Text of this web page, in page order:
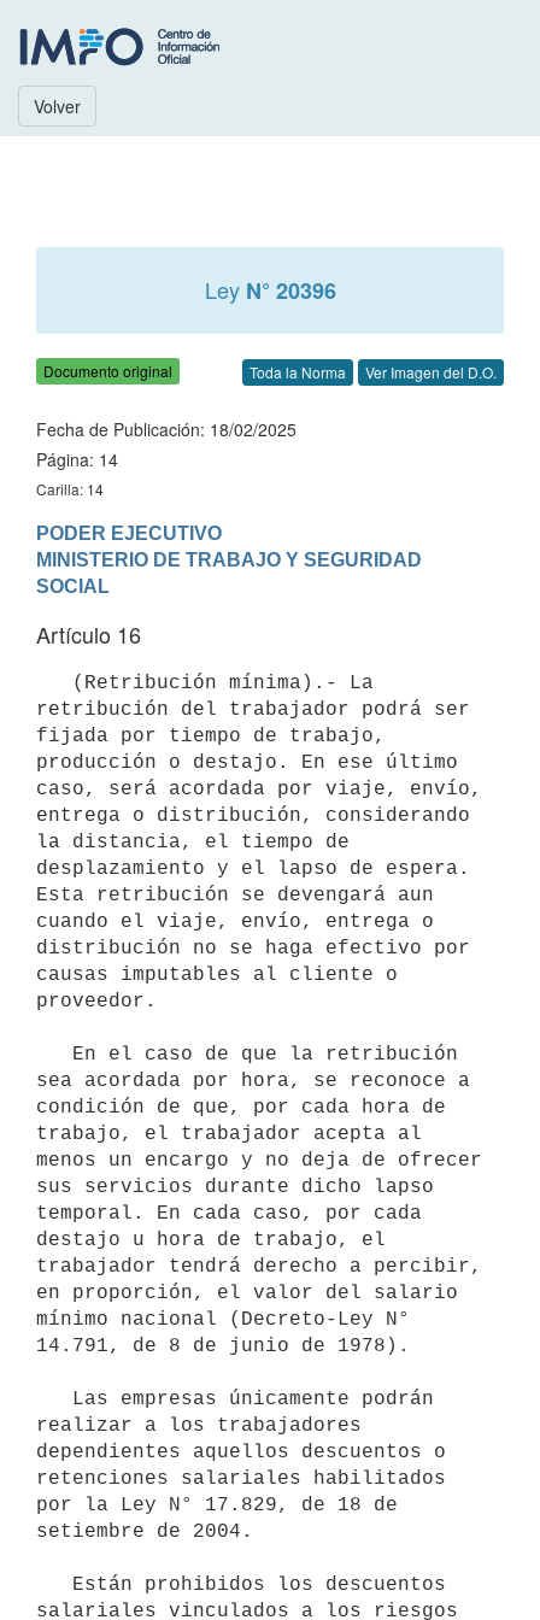
Volver
Ley N° 20396
Documento original Toda la Norma Ver Imagen del D.O.
Fecha de Publicación: 18/02/2025
Página: 14
Carilla: 14
PODER EJECUTIVO
MINISTERIO DE TRABAJO Y SEGURIDAD
Artículo 16
retribución del trabajador podrá ser
fijada por tiempo de trabajo,
producción o destajo. En ese último
caso, será acordada por viaje, envío,
entrega o distribución, considerando
la distancia, el tiempo de
desplazamiento y el lapso de espera.
Esta retribución se devengará aun
cuando el viaje, envío, entrega o
distribución no se haga efectivo por
causas imputables al cliente o
proveedor.
sea acordada por hora, se reconoce a
condición de que, por cada hora de
trabajo, el trabajador acepta al
menos un encargo y no deja de ofrecer
sus servicios durante dicho lapso
temporal. En cada caso, por cada
destajo u hora de trabajo, el
trabajador tendrá derecho a percibir,
en proporción, el valor del salario
mínimo nacional (Decreto-Ley N°
14.791, de 8 de junio de 1978).
realizar a los trabajadores
dependientes aquellos descuentos o
retenciones salariales habilitados
por la Ley N° 17.829, de 18 de
setiembre de 2004.
salariales vinculados a los riesgos